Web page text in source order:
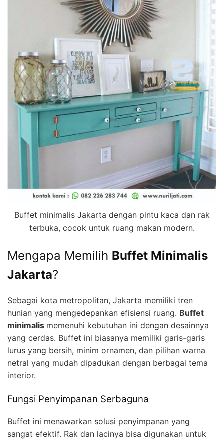
Buffet minimalis Jakarta dengan pintu kaca dan rak
terbuka, cocok untuk ruang makan modern.
Mengapa Memilih Buffet Minimalis
Jakarta?
Sebagai kota metropolitan, Jakarta memiliki tren
hunian yang mengedepankan efisiensi ruang. Buffet
minimalis memenuhi kebutuhan ini dengan desainnya
yang cerdas. Buffet ini biasanya memiliki garis-garis
lurus yang bersih, minim ornamen, dan pilihan warna
netral yang mudah dipadukan dengan berbagai tema
interior.
Fungsi Penyimpanan Serbaguna
Buffet ini menawarkan solusi penyimpanan yang
sangat efektif. Rak dan lacinya bisa digunakan untuk